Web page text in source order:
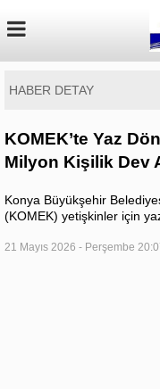
HABER DETAY
KOMEK’te Yaz
Milyon Kişilik Dev
Konya Büyükşehir
(KOMEK) yetişkinler için
21 Mayıs 2026 - Perşembe